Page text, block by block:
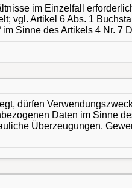
im Einzelfall
vgl. Artikel 6 Abs. 1
Sinne des Artikels 4 Nr. 7
dürfen
Daten im Sinne
Überzeugungen,